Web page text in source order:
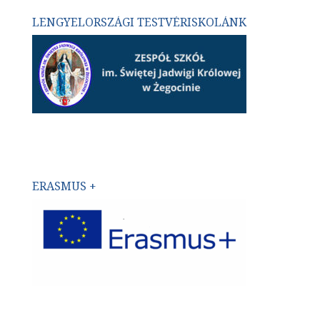
LENGYELORSZÁGI TESTVÉRISKOLÁNK
ERASMUS +